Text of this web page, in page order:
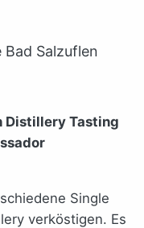
Salzuflen
Distillery Tasting
Single
verköstigen. Es